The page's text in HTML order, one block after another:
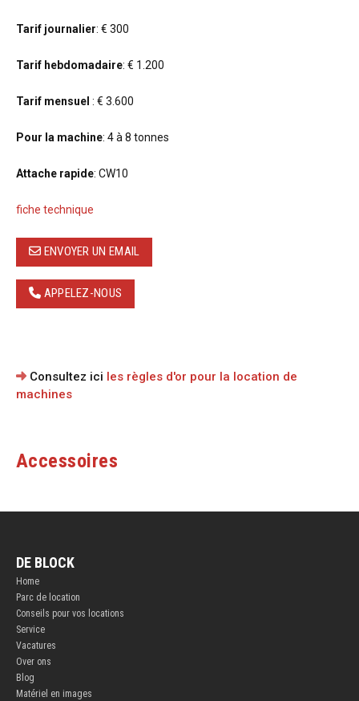
Tarif journalier: € 300
Tarif hebdomadaire: € 1.200
Tarif mensuel : € 3.600
Pour la machine: 4 à 8 tonnes
Attache rapide: CW10
fiche technique
ENVOYER UN EMAIL
APPELEZ-NOUS
Consultez ici les règles d'or pour la location de
machines
Accessoires
DE BLOCK
Home
Parc de location
Conseils pour vos locations
Service
Vacatures
Over ons
Blog
Matériel en images